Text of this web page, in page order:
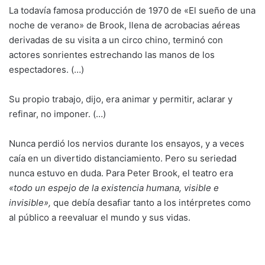
La todavía famosa producción de 1970 de «El sueño de una
noche de verano» de Brook, llena de acrobacias aéreas
derivadas de su visita a un circo chino, terminó con
actores sonrientes estrechando las manos de los
espectadores. (…)
Su propio trabajo, dijo, era animar y permitir, aclarar y
refinar, no imponer. (…)
Nunca perdió los nervios durante los ensayos, y a veces
caía en un divertido distanciamiento. Pero su seriedad
nunca estuvo en duda. Para Peter Brook, el teatro era
«todo un espejo de la existencia humana, visible e
invisible», que debía desafiar tanto a los intérpretes como
al público a reevaluar el mundo y sus vidas.